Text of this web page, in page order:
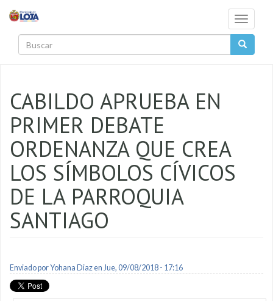
Toggle
CABILDO APRUEBA EN
PRIMER DEBATE
ORDENANZA QUE CREA
LOS SÍMBOLOS CÍVICOS
DE LA PARROQUIA
SANTIAGO
Enviado porYohana Diazen Jue, 09/08/2018 - 17:16